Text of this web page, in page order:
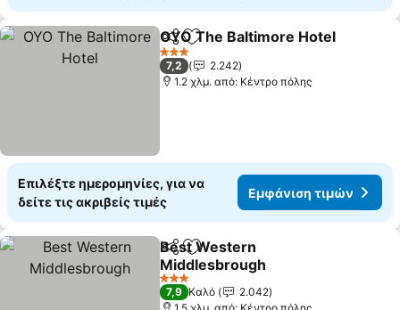
Κοινοποίηση
Προσθήκη στα αγαπημένα
OYO The Baltimore Hotel
3 Αστέρια
7,2
2.242
1.2 χλμ. από: Κέντρο πόλης
Επιλέξτε ημερομηνίες, για να
δείτε τις ακριβείς τιμές
Εμφάνιση τιμών
Κοινοποίηση
Προσθήκη στα αγαπημένα
Best Western
Middlesbrough
Εμφάνιση τιμών
3 Αστέρια
7,9 Καλό
2.042